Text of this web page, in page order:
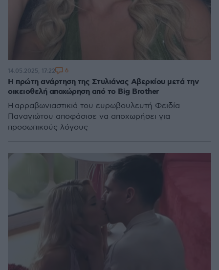
Η πρώτη ανάρτηση της Στυλιάνας Αβερκίου μετά την
οικειοθελή αποχώρηση από το Big Brother
Η αρραβωνιαστικιά του ευρωβουλευτή Φειδία
Παναγιώτου αποφάσισε να αποχωρήσει για
προσωπικούς λόγους
14.05.2025, 17:22 6